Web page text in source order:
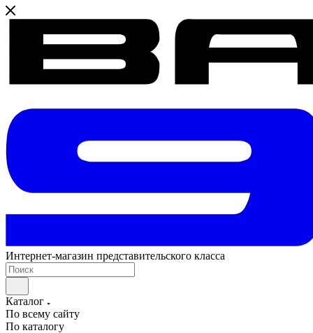
Интернет-магазин представительского класса
Каталог
По всему сайту
По каталогу